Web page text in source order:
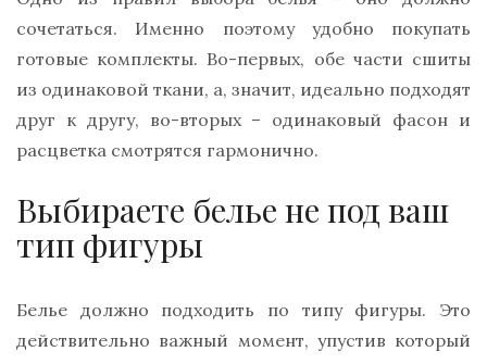
сочетаться. Именно поэтому удобно покупать
готовые комплекты. Во-первых, обе части сшиты
из одинаковой ткани, а, значит, идеально подходят
друг к другу, во-вторых – одинаковый фасон и
расцветка смотрятся гармонично.
Выбираете белье не под ваш
тип фигуры
Белье должно подходить по типу фигуры. Это
действительно важный момент, упустив который